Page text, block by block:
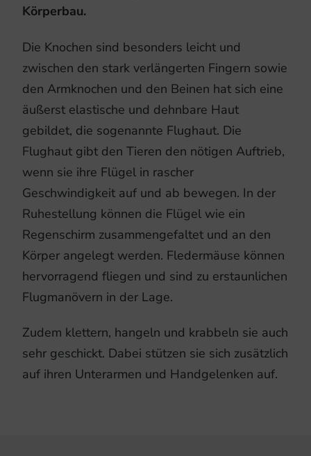
Körperbau.
Die Knochen sind besonders leicht und
zwischen den stark verlängerten Fingern sowie
den Armknochen und den Beinen hat sich eine
äußerst elastische und dehnbare Haut
gebildet, die sogenannte Flughaut. Die
Flughaut gibt den Tieren den nötigen Auftrieb,
wenn sie ihre Flügel in rascher
Geschwindigkeit auf und ab bewegen. In der
Ruhestellung können die Flügel wie ein
Regenschirm zusammengefaltet und an den
Körper angelegt werden. Fledermäuse können
hervorragend fliegen und sind zu erstaunlichen
Flugmanövern in der Lage.
Zudem klettern, hangeln und krabbeln sie auch
sehr geschickt. Dabei stützen sie sich zusätzlich
auf ihren Unterarmen und Handgelenken auf.